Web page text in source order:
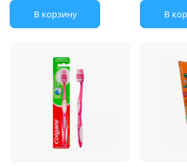
В корзину В